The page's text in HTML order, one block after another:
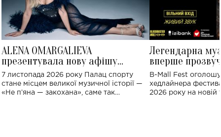
ALENA OMARGALIEVA
презентувала нову афішу
великого концерту в Палаці
спорту
7 листопада 2026 року Палац спорту
стане місцем великої музичної історії —
«Не пʼяна — закохана», саме так
Легендарна
вперше
Україні: де
B-Mall Fest
хедлайнера
2026 року на новій